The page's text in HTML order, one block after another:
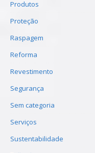
Produtos
Proteção
Raspagem
Reforma
Revestimento
Segurança
Sem categoria
Serviços
Sustentabilidade